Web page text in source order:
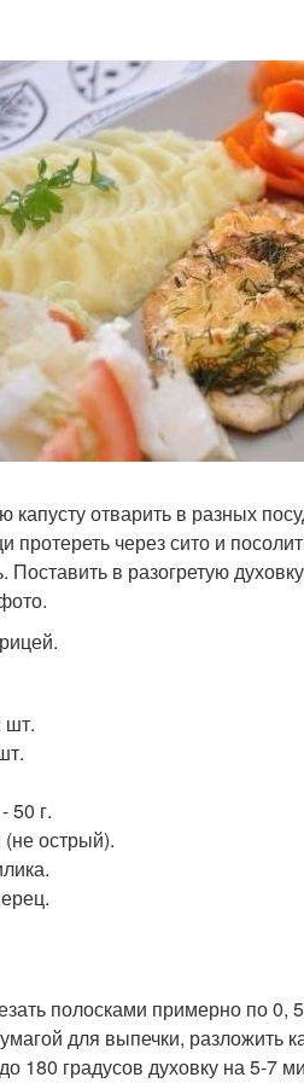
капусту отварить в разных
протереть через сито и
в разогретую
шт.
50 г.
(не острый).
полосками примерно по 0,
для выпечки,
180 градусов духовку на 5-7